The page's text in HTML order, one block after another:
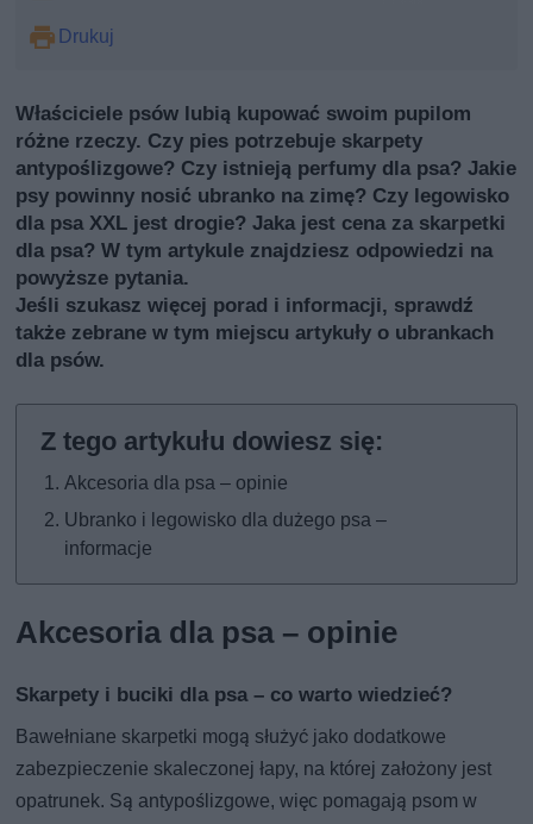
Drukuj
Właściciele psów lubią kupować swoim pupilom
różne rzeczy. Czy pies potrzebuje skarpety
antypoślizgowe? Czy istnieją perfumy dla psa? Jakie
psy powinny nosić ubranko na zimę? Czy legowisko
dla psa XXL jest drogie? Jaka jest cena za skarpetki
dla psa? W tym artykule znajdziesz odpowiedzi na
powyższe pytania.
Jeśli szukasz więcej porad i informacji, sprawdź
także zebrane w tym miejscu artykuły o ubrankach
dla psów.
Akcesoria dla psa – opinie
Ubranko i legowisko dla dużego psa –
informacje
Akcesoria dla psa – opinie
Skarpety i buciki dla psa – co warto wiedzieć?
Bawełniane skarpetki mogą służyć jako dodatkowe
zabezpieczenie skaleczonej łapy, na której założony jest
opatrunek. Są antypoślizgowe, więc pomagają psom w